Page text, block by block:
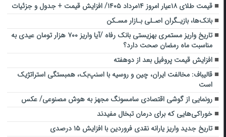
قیمت طلای ۱۸عیار امروز ۱۴مرداد ۱۴۰۵/ افزایش قیمت + جدول و جزئیات
بانک‌ها، بازیـگران اصـلی بـازار مسـکن
تاریخ واریز مستمری بهزیستی بانک رفاه /آیا واریز ۷۰۰ هزار تومان عیدی به
مناسبت ماه رمضان صحت دارد؟
افزایش قیمت پروفیل بعد از دوهفته
قالیباف: مخالفت ایران، چین و روسیه با اسنپ‌بک، همبستگی استراتژیک
است
رونمایی از گوشی اقتصادی سامسونگ مجهز به هوش مصنوعی/ عکس
خوراکی‌هایی که برای درمان تبخال مفیدند
تاریخ جدید واریز یارانه نقدی فروردین با افزایش ۱۵ درصدی